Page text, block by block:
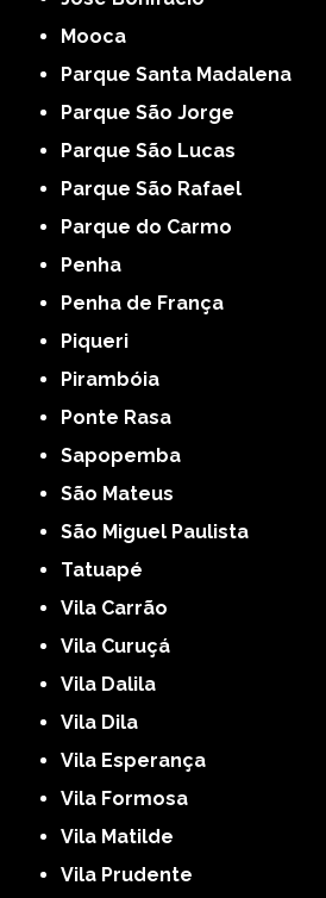
Mooca
Parque Santa Madalena
Parque São Jorge
Parque São Lucas
Parque São Rafael
Parque do Carmo
Penha
Penha de França
Piqueri
Pirambóia
Ponte Rasa
Sapopemba
São Mateus
São Miguel Paulista
Tatuapé
Vila Carrão
Vila Curuçá
Vila Dalila
Vila Dila
Vila Esperança
Vila Formosa
Vila Matilde
Vila Prudente